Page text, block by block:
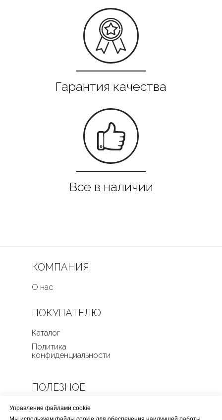
КОМПАНИЯ
О нас
ПОЛЕЗНОЕ
Оплата и доставка
ПОКУПАТЕЛЮ
Каталог
Политика
конфиденциальности
Управление файлами cookie